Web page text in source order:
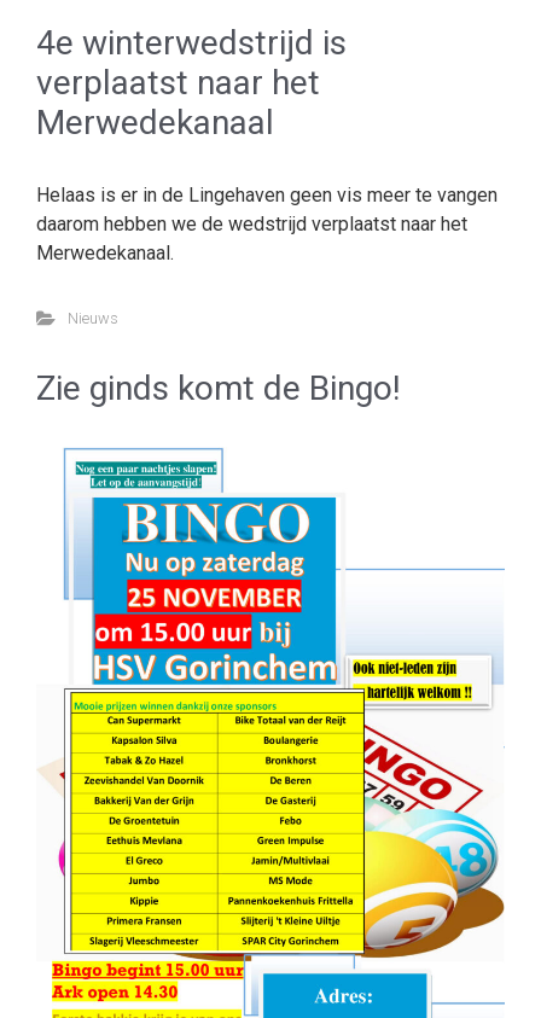
4e winterwedstrijd is
verplaatst naar het
Merwedekanaal
Helaas is er in de Lingehaven geen vis meer te vangen
daarom hebben we de wedstrijd verplaatst naar het
Merwedekanaal.
Nieuws
Zie ginds komt de Bingo!